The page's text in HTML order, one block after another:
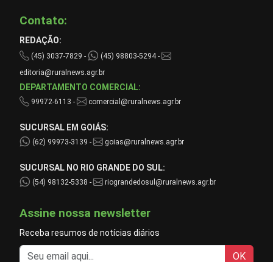
Contato:
REDAÇÃO:
(45) 3037-7829 -
(45) 98803-5294 -
editoria@ruralnews.agr.br
DEPARTAMENTO COMERCIAL:
99972-6113 - comercial@ruralnews.agr.br
SUCURSAL EM GOIÁS:
(62) 99973-3139 - goias@ruralnews.agr.br
SUCURSAL NO RIO GRANDE DO SUL:
(54) 98132-5338 - riograndedosul@ruralnews.agr.br
Assine nossa newsletter
Receba resumos de notícias diários
OK